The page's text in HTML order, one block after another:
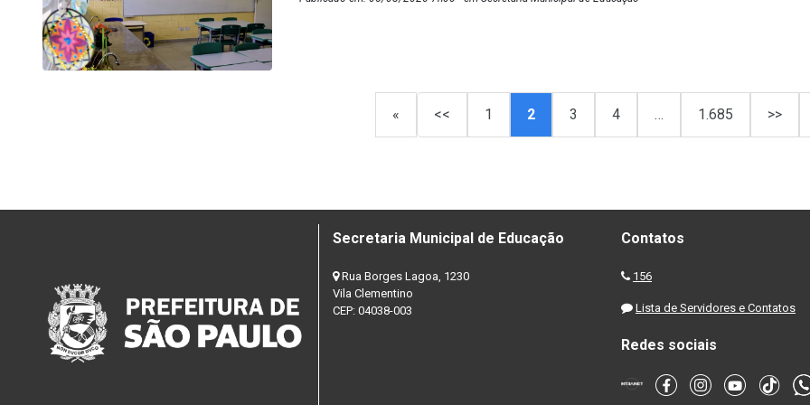
« << 1 2 3 4 … 1.685 >>
Secretaria Municipal de Educação
Rua Borges Lagoa, 1230
Vila Clementino
CEP: 04038-003
Contatos
156
Lista de Servidores e Contatos
Redes sociais